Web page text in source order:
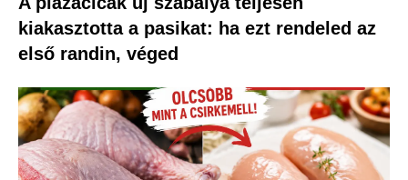
kiakasztotta a pasikat: ha ezt rendeled az
első randin, véged